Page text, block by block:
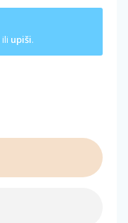
ili upiši.